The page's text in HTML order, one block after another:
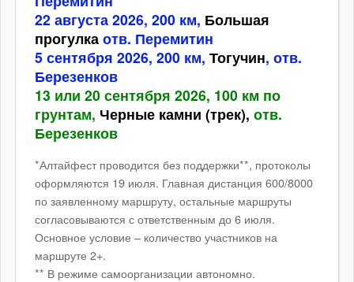
22 августа 2026, 200 км, Большая
прогулкаотв. Перемитин
5 сентября 2026, 200 км, Тогучин, отв.
Березенков
13 или 20 сентября 2026, 100 км по
грунтам, Черные камни (трек), отв.
Березенков
*Алтайфест проводится без поддержки**, протоколы
оформляются 19 июля. Главная дистанция 600/8000
по заявленному маршруту, остальные маршруты
согласовываются с ответственным до 6 июля.
Основное условие – количество участников на
маршруте 2+.
** В режиме самоорганизации автономно.